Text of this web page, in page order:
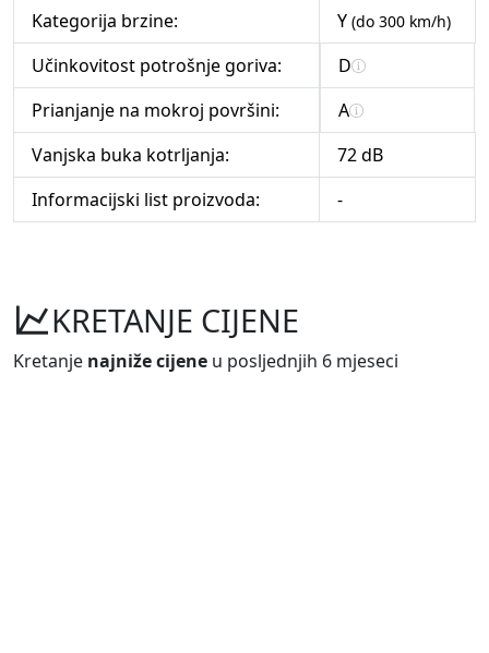
Kategorija brzine: Y (do 300 km/h)
Učinkovitost potrošnje goriva:
D
Prianjanje na mokroj površini:
A
Vanjska buka kotrljanja:
72 dB
Informacijski list proizvoda:
-
KRETANJE CIJENE
Kretanje najniže cijene u posljednjih 6 mjeseci